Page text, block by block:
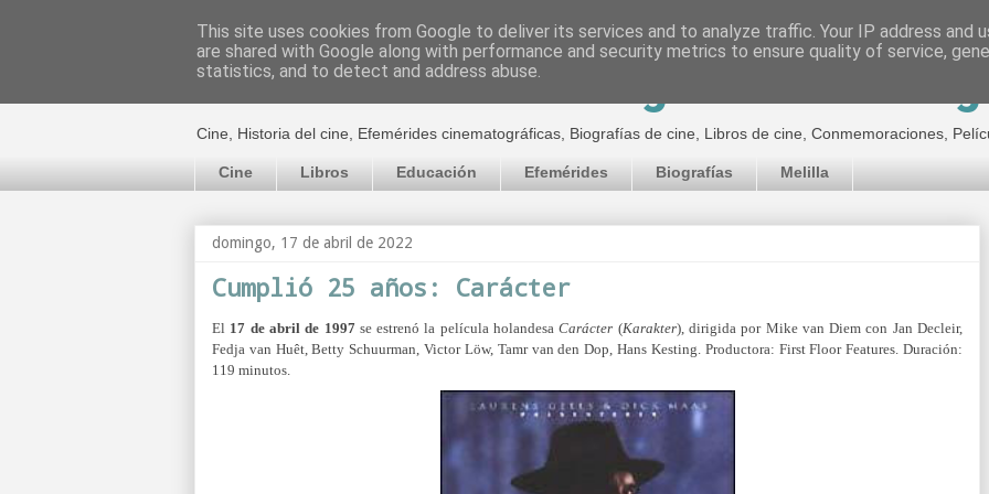
El cultural cinematográfico de Jorge
Cine, Historia del cine, Efemérides cinematográficas, Biografías de cine, Libros de cine, Conmemoraciones,
Cine Libros Educación Efemérides Biografías Melilla
domingo, 17 de abril de 2022
Cumplió 25 años: Carácter
El 17 de abril de 1997se estrenó la película holandesaCarácter (Karakter), dirigida por Mike van Diem con Jan Decleir,
Fedja van Huêt, Betty Schuurman, Victor Löw, Tamr van den Dop, Hans Kesting. Productora: First Floor Features. Duración:
119 minutos.
This site uses cookies from Google to deliver its services and to analyze traffic. Your IP address and
are shared with Google along with performance and security metrics to ensure quality of service,
statistics, and to detect and address abuse.